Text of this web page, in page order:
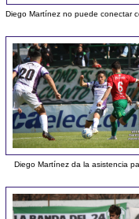
Diego Martínez no puede conectar
Diego Martínez da la asistencia